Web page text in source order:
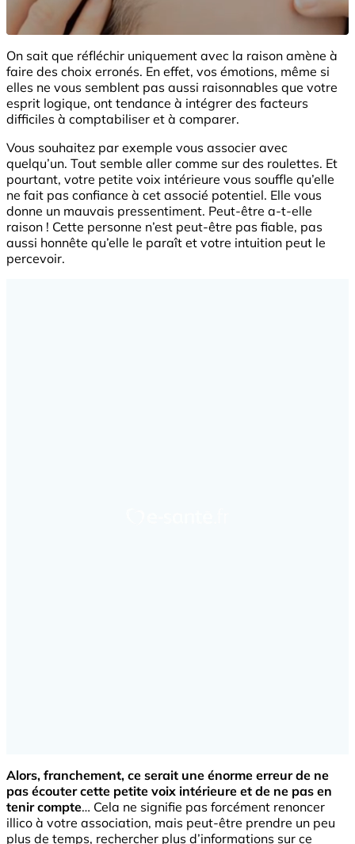
On sait que réfléchir uniquement avec la raison amène à
faire des choix erronés. En effet, vos émotions, même si
elles ne vous semblent pas aussi raisonnables que votre
esprit logique, ont tendance à intégrer des facteurs
difficiles à comptabiliser et à comparer.
Vous souhaitez par exemple vous associer avec
quelqu’un. Tout semble aller comme sur des roulettes. Et
pourtant, votre petite voix intérieure vous souffle qu’elle
ne fait pas confiance à cet associé potentiel. Elle vous
donne un mauvais pressentiment. Peut-être a-t-elle
raison ! Cette personne n’est peut-être pas fiable, pas
aussi honnête qu’elle le paraît et votre intuition peut le
percevoir.
Alors, franchement, ce serait une énorme erreur de ne
pas écouter cette petite voix intérieure et de ne pas en
tenir compte… Cela ne signifie pas forcément renoncer
illico à votre association, mais peut-être prendre un peu
plus de temps, rechercher plus d’informations sur ce